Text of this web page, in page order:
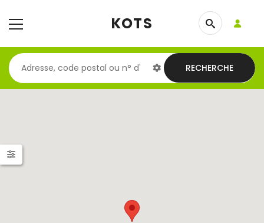
KOTS
RECHERCHE